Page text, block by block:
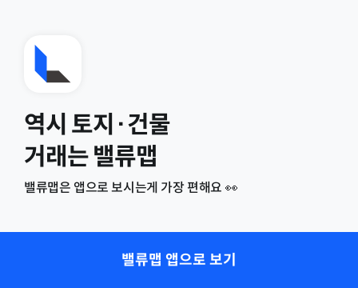
역시 토지·건물
거래는 밸류맵
밸류맵은 앱으로 보시는게 가장 편해요 👀
밸류맵 앱으로 보기